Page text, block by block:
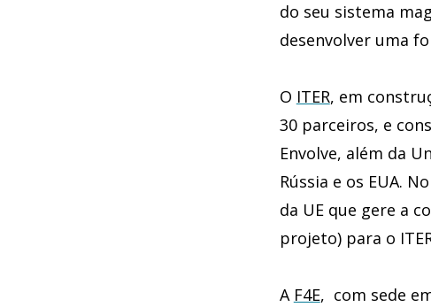
do seu sistema
desenvolver uma
O ITER, em
30 parceiros, e
Envolve, além da
Rússia e os EUA.
da UE que gere a
projeto) para o
A F4E, com sede